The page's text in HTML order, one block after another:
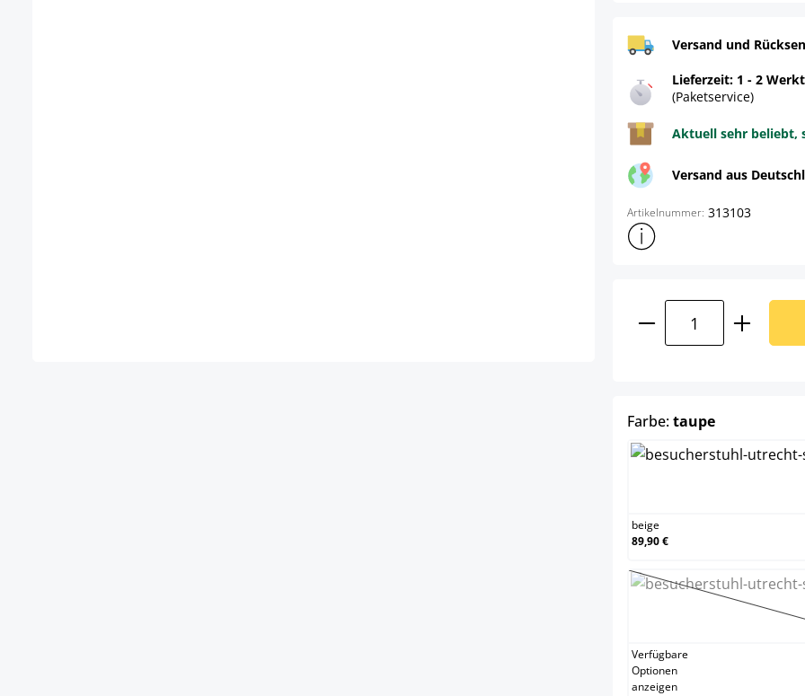
Versand und
Lieferzeit: 1 - 2
(Paketservice)
Aktuell sehr beliebt,
Versand aus
Artikelnummer: 313103
Weitere
Produkt Anzahl:
Farbe:taupeauswählen
beige
89,90 €
Verfügbare
Optionen
anzeigen